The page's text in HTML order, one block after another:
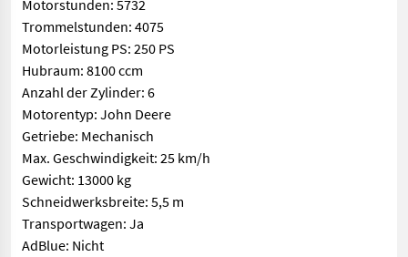
Motorstunden: 5732
Trommelstunden: 4075
Motorleistung PS: 250 PS
Hubraum: 8100 ccm
Anzahl der Zylinder: 6
Motorentyp: John Deere
Getriebe: Mechanisch
Max. Geschwindigkeit: 25 km/h
Gewicht: 13000 kg
Schneidwerksbreite: 5,5 m
Transportwagen: Ja
AdBlue: Nicht